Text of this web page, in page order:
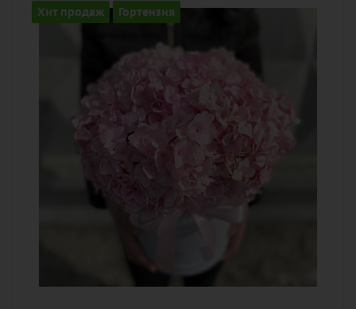
Хит продаж Гортензия
Количество
5
нежный, розовый
Описание
гортензия, оазис, лента, шляпная
коробка